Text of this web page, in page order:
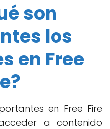
son
los
en Free
en Free Fire
a contenido